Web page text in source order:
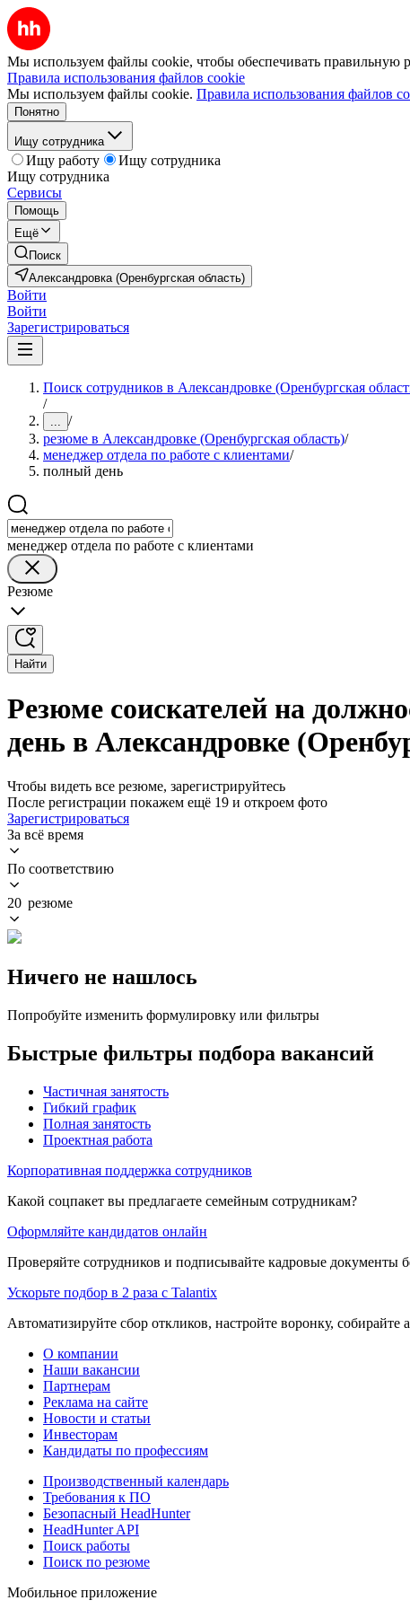
Мы используем файлы cookie, чтобы обеспечивать правильную
Правила использования файлов cookie
Мы используем файлы cookie. Правила использования файлов
Понятно
Ищу сотрудника
Ищу работу
Ищу сотрудника
Ищу сотрудника
Сервисы
Помощь
Ещё
Поиск
Александровка (Оренбургская область)
Войти
Войти
Зарегистрироваться
Поиск сотрудников в Александровке (Оренбургская
/
... /
резюме в Александровке (Оренбургская область)/
менеджер отдела по работе с клиентами/
полный день
менеджер отдела по работе с клиентами
Резюме
Найти
Резюме соискателей на
день в Александровке
Чтобы видеть все резюме, зарегистрируйтесь
После регистрации покажем ещё 19 и откроем фото
Зарегистрироваться
За всё время
По соответствию
20 резюме
Ничего не нашлось
Попробуйте изменить формулировку или фильтры
Быстрые фильтры подбора вакансий
Частичная занятость
Гибкий график
Полная занятость
Проектная работа
Корпоративная поддержка сотрудников
Какой соцпакет вы предлагаете семейным сотрудникам?
Оформляйте кандидатов онлайн
Проверяйте сотрудников и подписывайте кадровые документы
Ускорьте подбор в 2 раза с Talantix
Автоматизируйте сбор откликов, настройте воронку, собирайте
О компании
Наши вакансии
Партнерам
Реклама на сайте
Новости и статьи
Инвесторам
Кандидаты по профессиям
Производственный календарь
Требования к ПО
Безопасный HeadHunter
HeadHunter API
Поиск работы
Поиск по резюме
Мобильное приложение